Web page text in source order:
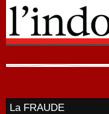
La FRAUDE